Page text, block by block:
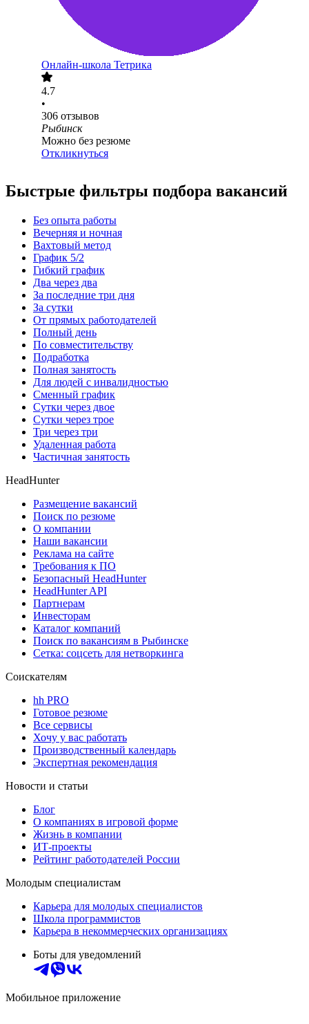
Онлайн-школа Тетрика
4.7
•
306 отзывов
Рыбинск
Можно без резюме
Откликнуться
Быстрые фильтры подбора вакансий
Без опыта работы
Вечерняя и ночная
Вахтовый метод
График 5/2
Гибкий график
Два через два
За последние три дня
За сутки
От прямых работодателей
Полный день
По совместительству
Подработка
Полная занятость
Для людей с инвалидностью
Сменный график
Сутки через двое
Сутки через трое
Три через три
Удаленная работа
Частичная занятость
HeadHunter
Размещение вакансий
Поиск по резюме
О компании
Наши вакансии
Реклама на сайте
Требования к ПО
Безопасный HeadHunter
HeadHunter API
Партнерам
Инвесторам
Каталог компаний
Поиск по вакансиям в Рыбинске
Сетка: соцсеть для нетворкинга
Соискателям
hh PRO
Готовое резюме
Все сервисы
Хочу у вас работать
Производственный календарь
Экспертная рекомендация
Новости и статьи
Блог
О компаниях в игровой форме
Жизнь в компании
ИТ-проекты
Рейтинг работодателей России
Молодым специалистам
Карьера для молодых специалистов
Школа программистов
Карьера в некоммерческих организациях
Боты для уведомлений
Мобильное приложение